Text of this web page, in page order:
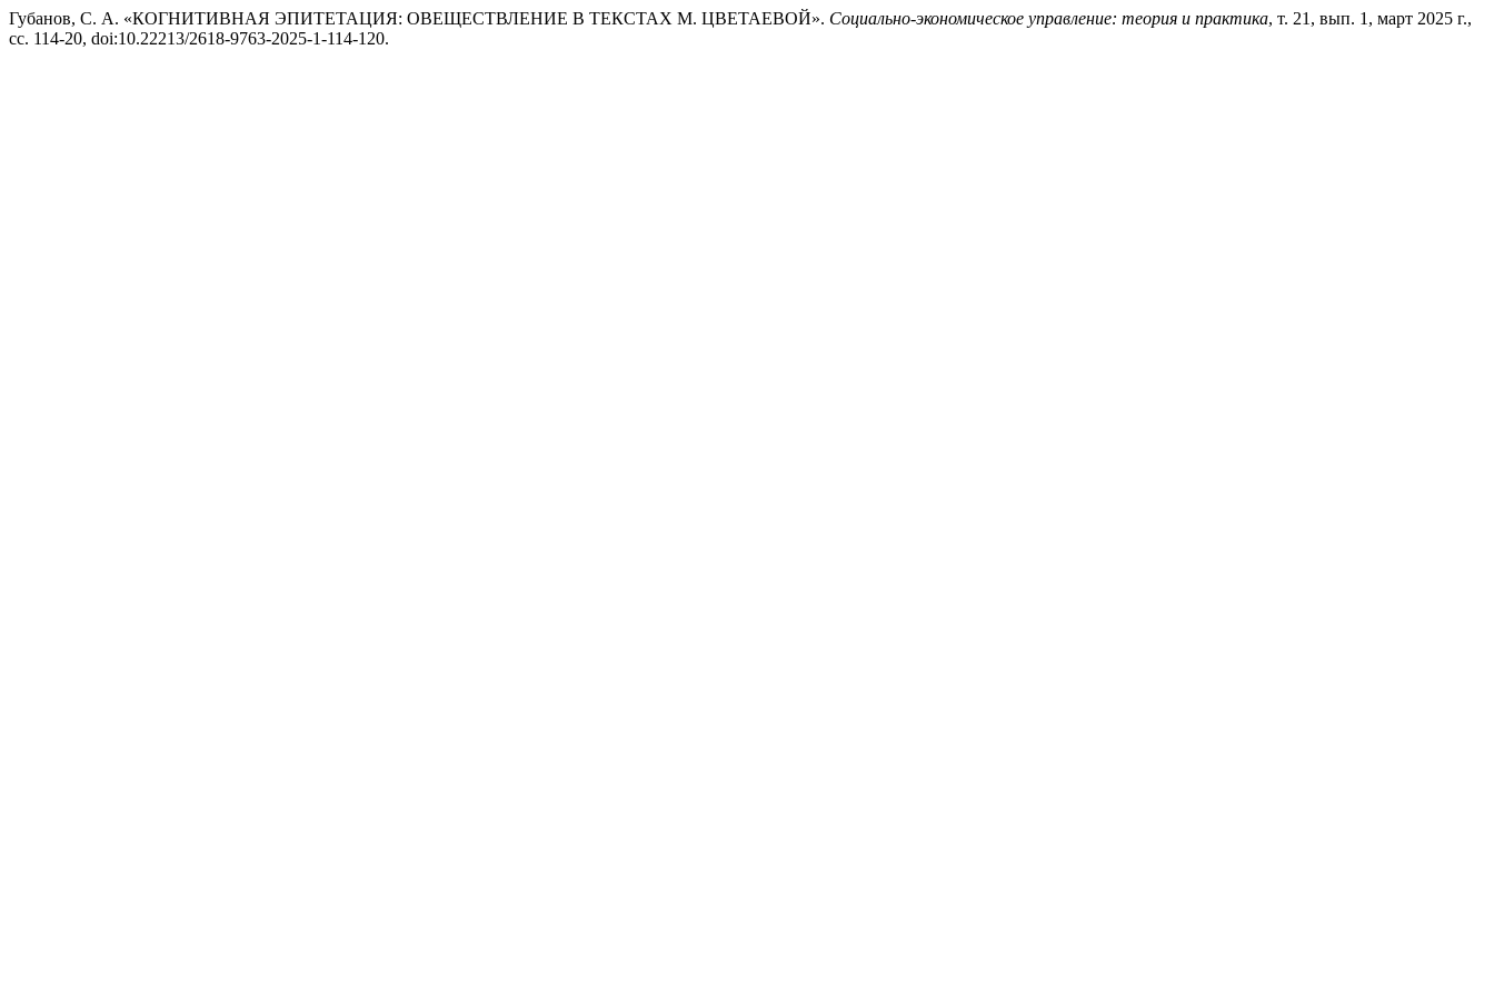
Губанов, С. А. «КОГНИТИВНАЯ ЭПИТЕТАЦИЯ: ОВЕЩЕСТВЛЕНИЕ В ТЕКСТАХ М. ЦВЕТАЕВОЙ». Социально-экономическое управление: теория и практика, т. 21, вып. 1, март 2025 г.,
сс. 114-20, doi:10.22213/2618-9763-2025-1-114-120.